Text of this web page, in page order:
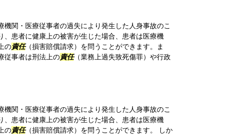
機関・医療従事者の過失により発生した人身事故のこ
、患者に健康上の被害が生じた場合、患者は医療機
の責任（損害賠償請求）を問うことができます。ま
従事者は刑法上の責任（業務上過失致死傷罪）や行政
機関・医療従事者の過失により発生した人身事故のこ
、患者に健康上の被害が生じた場合、患者は医療機
の責任（損害賠償請求）を問うことができます。 しか